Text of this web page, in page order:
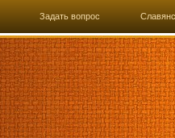
Задать вопрос